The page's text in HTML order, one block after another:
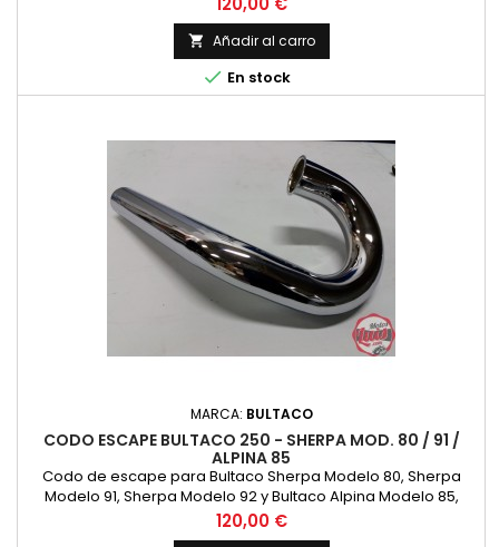
 Añadir al carro
 En stock
MARCA: BULTACO
CODO ESCAPE BULTACO 250 - SHERPA MOD. 80 / 91 /
ALPINA 85
Codo de escape para Bultaco Sherpa Modelo 80, Sherpa
Modelo 91, Sherpa Modelo 92 y Bultaco Alpina Modelo 85,
realizado con la mejor calidad fiel replica del original. NUEVO
Precio
120,00 €